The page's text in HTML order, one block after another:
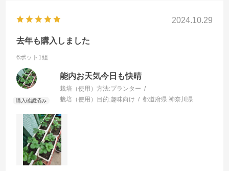
2024.10.29
去年も購入しました
6ポット1組
能内お天気今日も快晴
栽培（使用）方法:プランター
栽培（使用）目的:趣味向け 都道府県:神奈川県